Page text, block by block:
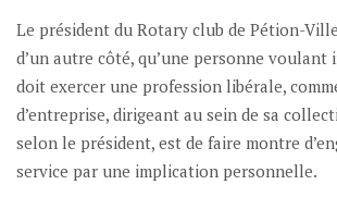
Le président du Rotary club de Pétion-
d’un autre côté, qu’une personne voulant
doit exercer une profession libérale,
d’entreprise, dirigeant au sein de sa
selon le président, est de faire montre
service par une implication personnelle.